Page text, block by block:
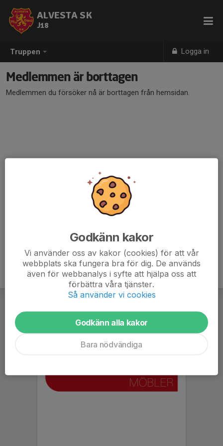
Truppen Logga in
ALVESTA SK
J18
Medlemmen är borttagen
Medlemmen du försöker nå är borttagen från hemsidan.
Godkänn kakor
Vi använder oss av kakor (cookies) för att vår
webbplats ska fungera bra för dig. De används
även för webbanalys i syfte att hjälpa oss att
förbättra våra tjänster.
Så använder vi cookies
Godkänn alla kakor
Bara nödvändiga